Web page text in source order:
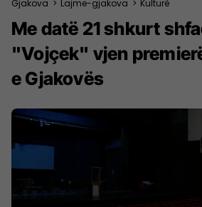
Gjakova > Lajme-gjakova > Kulturë
Me datë 21 shkurt
"Vojçek" vjen
e Gjakovës